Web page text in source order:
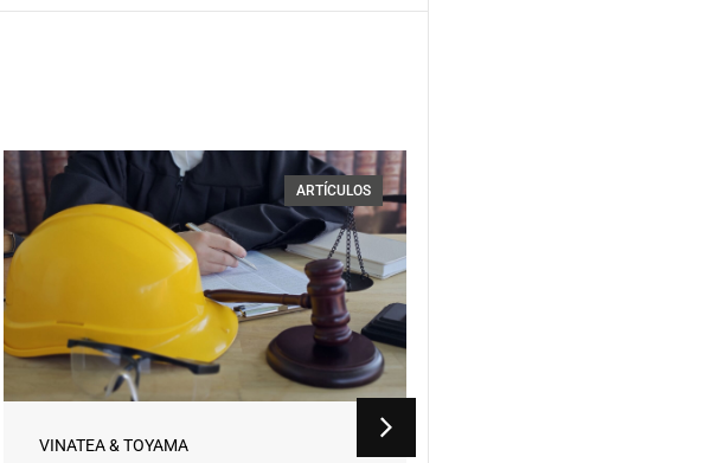
ARTÍCULOS
VINATEA & TOYAMA